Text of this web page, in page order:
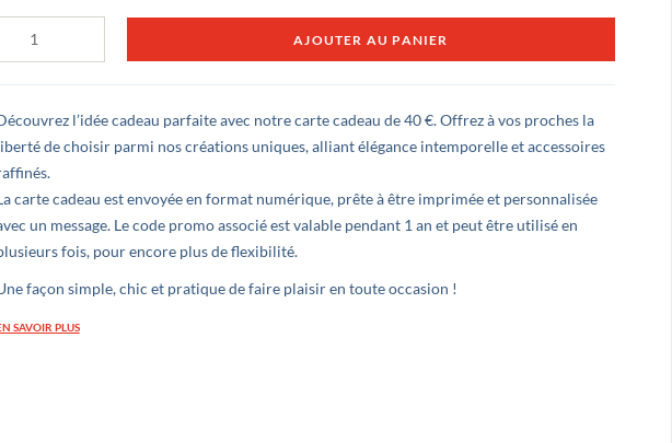
Ludovic LEVÉ
AJOUTER AU PANIER
l’idée cadeau parfaite avec notre carte cadeau de 40 €. Offrez à vos proches la
de choisir parmi nos créations uniques, alliant élégance intemporelle et accessoires
carte cadeau est envoyée en format numérique, prête à être imprimée et personnalisée
un message. Le code promo associé est valable pendant 1 an et peut être utilisé en
fois, pour encore plus de flexibilité.
façon simple, chic et pratique de faire plaisir en toute occasion !
SAVOIR PLUS